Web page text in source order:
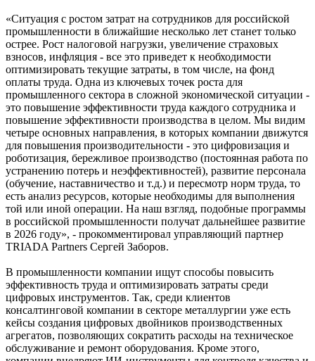
«Ситуация с ростом затрат на сотрудников для российской
промышленности в ближайшие несколько лет станет только
острее. Рост налоговой нагрузки, увеличение страховых
взносов, инфляция - все это приведет к необходимости
оптимизировать текущие затраты, в том числе, на фонд
оплаты труда. Одна из ключевых точек роста для
промышленного сектора в сложной экономической ситуации -
это повышение эффективности труда каждого сотрудника и
повышение эффективности производства в целом. Мы видим
четыре основных направления, в которых компании движутся
для повышения производительности - это цифровизация и
роботизация, бережливое производство (постоянная работа по
устранению потерь и неэффективностей), развитие персонала
(обучение, наставничество и т.д.) и пересмотр норм труда, то
есть анализ ресурсов, которые необходимы для выполнения
той или иной операции. На наш взгляд, подобные программы
в российской промышленности получат дальнейшее развитие
в 2026 году», - прокомментировал управляющий партнер
TRIADA Partners Сергей Заборов.
В промышленности компании ищут способы повысить
эффективность труда и оптимизировать затраты среди
цифровых инструментов. Так, среди клиентов
консалтинговой компании в секторе металлургии уже есть
кейсы создания цифровых двойников производственных
агрегатов, позволяющих сократить расходы на техническое
обслуживание и ремонт оборудования. Кроме этого,